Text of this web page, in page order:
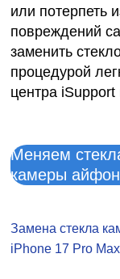
или потерпеть
повреждений
заменить
процедурой
центра
Меняем
камеры айфон
Замена стекла
iPhone 17 Pro Max